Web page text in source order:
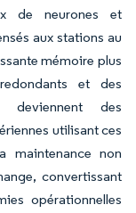
de neurones et
aux stations au
mémoire plus
et des
deviennent des
utilisant ces
maintenance non
convertissant
opérationnelles